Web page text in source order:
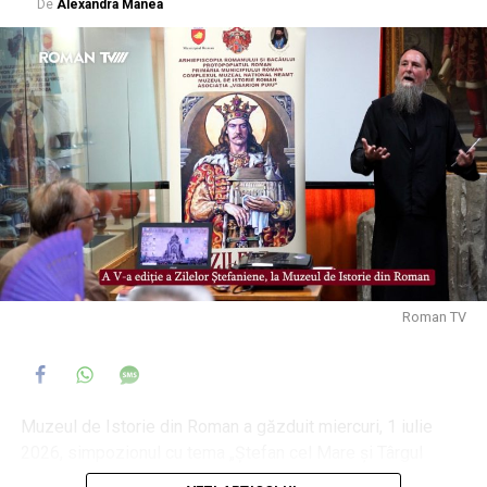
De Alexandra Manea
Roman TV
Romanului”, manifestare care dă startul celei de-a V-a